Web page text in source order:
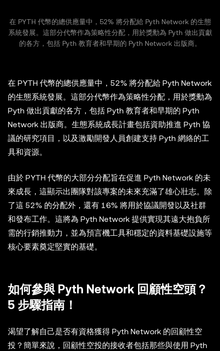
在 PYTH 代幣的總供應量中，52% 將分配給 Pyth Network 的生態
系統發展。這部分代幣作為策略性分配，用於獎勳為 Pyth 做出貢獻
的各方，包括 Pyth 教育者和早期的 Pyth Network 出版商。
在 PYTH 代幣的總供應量中，52% 將分配給 Pyth Network
的生態系統發展。這部分代幣作為策略性分配，用於獎勳為
Pyth 做出貢獻的各方，包括 Pyth 教育者和早期的 Pyth
Network 出版商。生態系統成長計畫包括資助推進 Pyth 協
議的研究項目，以及激勵開發人員創建支持 Pyth 網絡的工
具和資源。
由於 PYTH 代幣的大部分分配旨在促進 Pyth Network 的未
來成長，這顯示出團隊對該專案的未來充滿了雄心壯志。除
了這 52% 的分配外，還有 16% 將用於協議開發以及社群
和發布工作。這將為 Pyth Network 提供實現其遠大抱負所
需的行銷推動力，並為預言機工具和穩定的資料基礎設施等
核心要素奠定堅實的基礎。
如何參與 Pyth Network 回顧性空頭？
5 步驟指南！
渴望了解自己是否有資格獲得 Pyth Network 的回顧性空
投？簡單來說，回顧性空投的接收者包括那些與使用 Pyth